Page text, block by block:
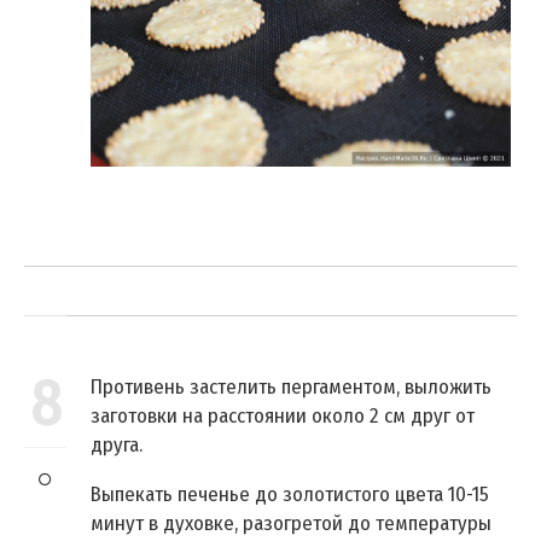
8
Противень застелить пергаментом, выложить
заготовки на расстоянии около 2 см друг от
друга.
Выпекать печенье до золотистого цвета 10-15
минут в духовке, разогретой до температуры